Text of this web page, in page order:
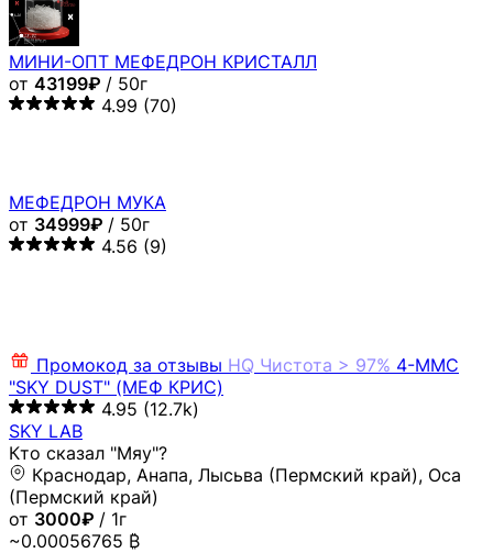
МИНИ-ОПТ МЕФЕДРОН КРИСТАЛЛ
от 43199₽ / 50г
4.99 (70)
МЕФЕДРОН МУКА
от 34999₽ / 50г
4.56 (9)
Промокод за отзывы HQ Чистота > 97% 4-MMC
"SKY DUST" (МЕФ КРИС)
4.95 (12.7k)
SKY LAB
Кто сказал "Мяу"?
Краснодар, Анапа, Лысьва (Пермский край), Оса
(Пермский край)
от 3000₽ / 1г
~0.00056765 ₿